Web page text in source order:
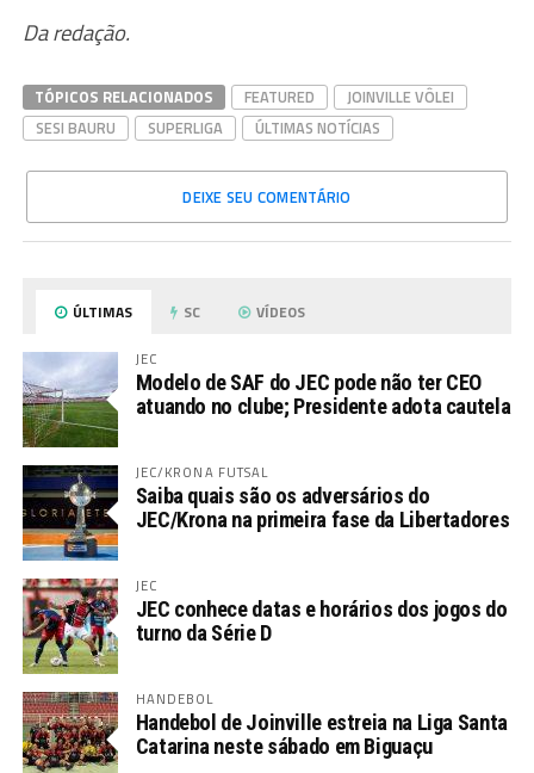
Da redação.
TÓPICOS RELACIONADOS FEATURED
JOINVILLE VÔLEI
SESI BAURU
SUPERLIGA ÚLTIMAS NOTÍCIAS
DEIXE SEU COMENTÁRIO
ÚLTIMAS SC VÍDEOS
JEC
Modelo de SAF do JEC pode não ter CEO
atuando no clube; Presidente adota cautela
JEC/KRONA FUTSAL
Saiba quais são os adversários do
JEC/Krona na primeira fase da Libertadores
JEC
JEC conhece datas e horários dos jogos do
turno da Série D
HANDEBOL
Handebol de Joinville estreia na Liga Santa
Catarina neste sábado em Biguaçu